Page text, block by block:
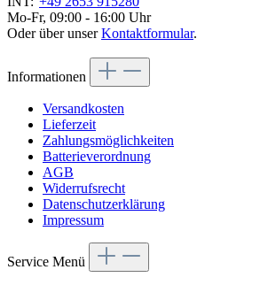
Mo-Fr, 09:00 - 16:00 Uhr
Oder über unserKontaktformular.
Informationen
Versandkosten
Lieferzeit
Zahlungsmöglichkeiten
Batterieverordnung
AGB
Widerrufsrecht
Datenschutzerklärung
Impressum
Service Menü